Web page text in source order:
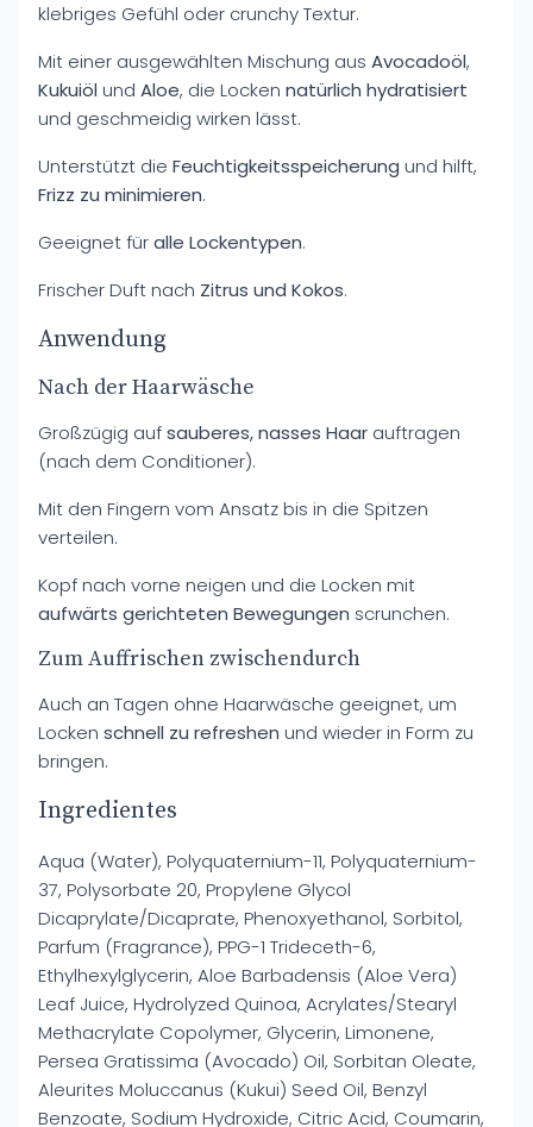
klebriges Gefühl oder crunchy Textur.
Mit einer ausgewählten Mischung aus Avocadoöl,
Kukuiöl und Aloe, die Locken natürlich hydratisiert
und geschmeidig wirken lässt.
Unterstützt die Feuchtigkeitsspeicherung und hilft,
Frizz zu minimieren.
Geeignet füralle Lockentypen.
Frischer Duft nach Zitrus und Kokos.
Anwendung
Nach der Haarwäsche
Großzügig aufsauberes, nasses Haar auftragen
(nach dem Conditioner).
Mit den Fingern vom Ansatz bis in die Spitzen
verteilen.
Kopf nach vorne neigen und die Locken mit
aufwärts gerichteten Bewegungen scrunchen.
Zum Auffrischen zwischendurch
Auch an Tagen ohne Haarwäsche geeignet, um
Locken schnell zu refreshen und wieder in Form zu
bringen.
Ingredientes
Aqua (Water), Polyquaternium-11, Polyquaternium-
37, Polysorbate 20, Propylene Glycol
Dicaprylate/Dicaprate, Phenoxyethanol, Sorbitol,
Parfum (Fragrance), PPG-1 Trideceth-6,
Ethylhexylglycerin, Aloe Barbadensis (Aloe Vera)
Leaf Juice, Hydrolyzed Quinoa, Acrylates/Stearyl
Methacrylate Copolymer, Glycerin, Limonene,
Persea Gratissima (Avocado) Oil, Sorbitan Oleate,
Aleurites Moluccanus (Kukui) Seed Oil, Benzyl
Benzoate, Sodium Hydroxide, Citric Acid, Coumarin,